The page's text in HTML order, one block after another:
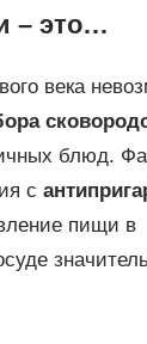
– это…
века
блюд.
с
пищи в